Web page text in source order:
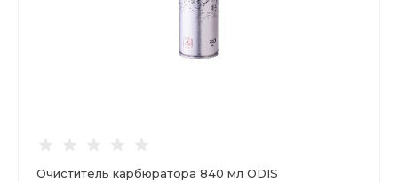
Очиститель карбюратора 840 мл ODIS